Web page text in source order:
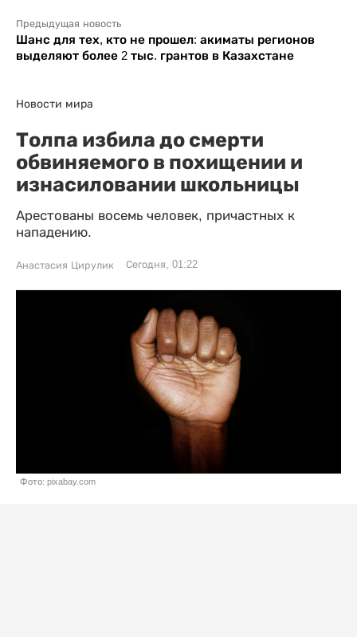
Предыдущая новость
Шанс для тех, кто не прошел: акиматы регионов
выделяют более 2 тыс. грантов в Казахстане
Новости мира
Толпа избила до смерти
обвиняемого в похищении и
изнасиловании школьницы
Арестованы восемь человек, причастных к
нападению.
Анастасия Цирулик Сегодня, 01:22
Фото: pixabay.com